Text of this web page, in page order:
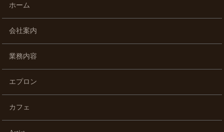
ホーム
会社案内
業務内容
エプロン
カフェ